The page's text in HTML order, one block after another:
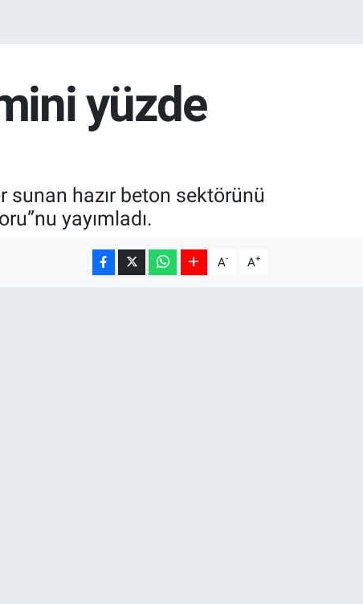
yüzde
sunan hazır beton sektörünü
yayımladı.
A- A+